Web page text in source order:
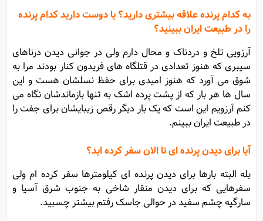
به کدام پرنده علاقه بیشتری دارید؟ یادوست دارید کدام پرنده
را در طبیعت ایران ببینید؟
آرزویی تلخ و دردناک و محال دارم ولی در جوانی دیدن درناهای
سیبری که هنوز تعدادی در قتلگاه های فریدون کنار بودند مرا به
شوق می آورد که هنوز امیدی برای حفظ نسلشان هست و این
سال ها هر بار که از پشت پرده اشک به تنها بازماندشان نگاه می
کنم آرزویم این است که یک بار دیگر رقص زیبایشان برای جفت را
در طبیعت ایران ببینم.
آیا برای دیدن پرنده ای تا الان سفر کرده اید؟
بله البته بارها برای دیدن پرنده ای کیلومترها سفر کرده ام ولی
سفرهایی که برای دیدن منقار شاخی به جنوب شرق آسیا و
سارگپه چشم سفید در حوالی جاسک رفتم بیشتر چسبید.